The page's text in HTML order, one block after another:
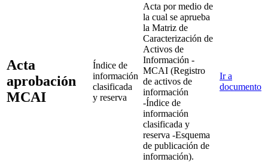
Acta
aprobación
MCAI
Índice de
información
clasificada
y reserva
Acta por medio de
la cual se aprueba
la Matriz de
Caracterización de
Activos de
Información -
MCAI (Registro
de activos de
información
-Índice de
información
clasificada y
reserva -Esquema
de publicación de
información).
Ir a
documento